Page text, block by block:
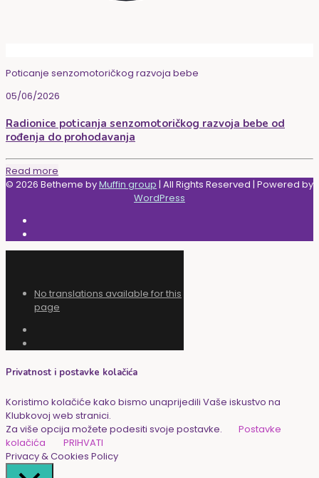
Poticanje senzomotoričkog razvoja bebe
05/06/2026
Radionice poticanja senzomotoričkog razvoja bebe od
rođenja do prohodavanja
Read more
© 2026 Betheme byMuffin group | All Rights Reserved | Powered by
WordPress
No translations available for this
page
Privatnost i postavke kolačića
Koristimo kolačiće kako bismo unaprijedili Vaše iskustvo na
Klubkovoj web stranici.
Za više opcija možete podesiti svoje postavke.
Postavke
kolačića
PRIHVATI
Privacy & Cookies Policy